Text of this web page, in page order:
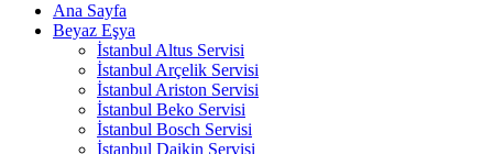
Ana Sayfa
Beyaz Eşya
İstanbul Altus Servisi
İstanbul Arçelik Servisi
İstanbul Ariston Servisi
İstanbul Beko Servisi
İstanbul Bosch Servisi
İstanbul Daikin Servisi